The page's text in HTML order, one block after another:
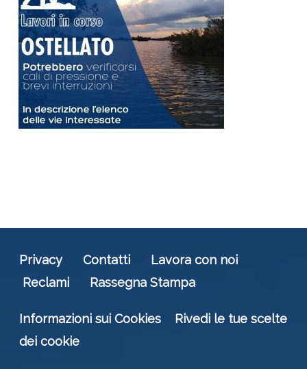
Privacy Contatti
Lavora con noi
Reclami
Rassegna Stampa
Informazioni sui Cookies
Rivedi le tue scelte
dei cookie